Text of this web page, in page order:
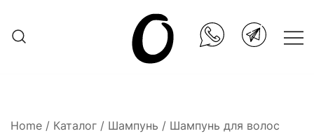
content
Home / Каталог / Шампунь / Шампунь для волос